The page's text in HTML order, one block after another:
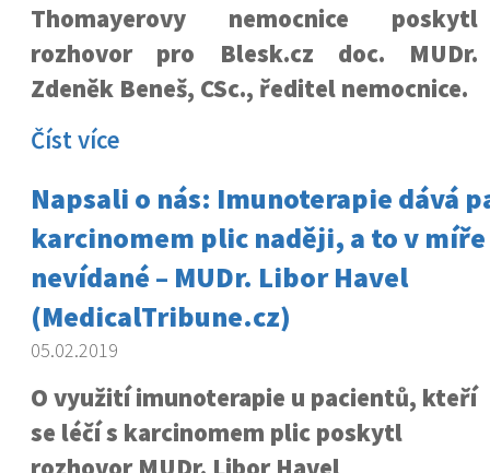
Thomayerovy nemocnice poskytl
rozhovor pro Blesk.cz doc. MUDr.
Zdeněk Beneš, CSc., ředitel nemocnice.
Číst více
Napsali o nás: Imunoterapie dává
karcinomem plic naději, a to v
nevídané – MUDr. Libor Havel
(MedicalTribune.cz)
05.02.2019
O využití imunoterapie u pacientů, kteří
se léčí s karcinomem plic poskytl